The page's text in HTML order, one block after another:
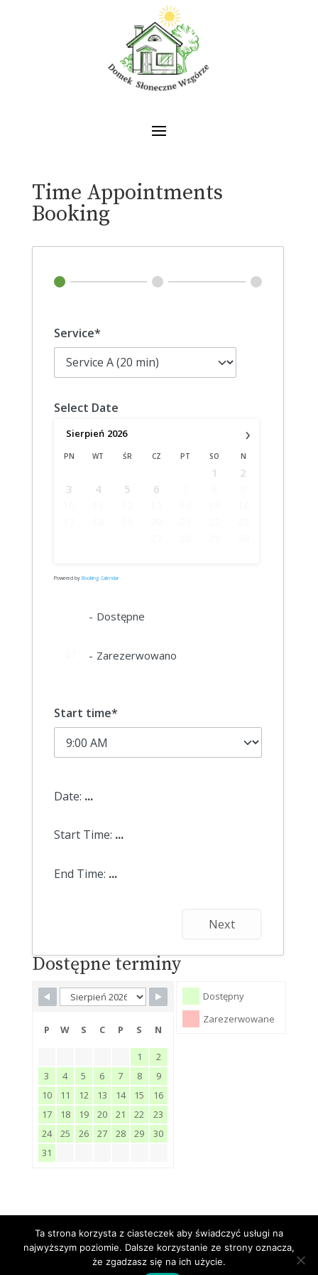
Time Appointments
Booking
Service*
Select Date
›
Sierpień 2026
PN WT ŚR CZ PT SO N
1
2
3
4 5 6
Powered by Booking Calendar
- Dostępne
- Zarezerwowano
Start time*
Date: ...
Start Time: ...
End Time: ...
Next
Dostępne terminy
Dostępny
Zarezerwowane
P
W S C P S N
1
2
3
4 5 6 7 8
9
10
11 12 13 14 15
16
17
18 19 20 21 22
23
24
25 26 27 28 29
30
31
Copyrights © Dom Słoneczne Wzgórze
Ta strona korzysta z ciasteczek aby świadczyć usługi na
najwyższym poziomie. Dalsze korzystanie ze strony oznacza,
że zgadzasz się na ich użycie.